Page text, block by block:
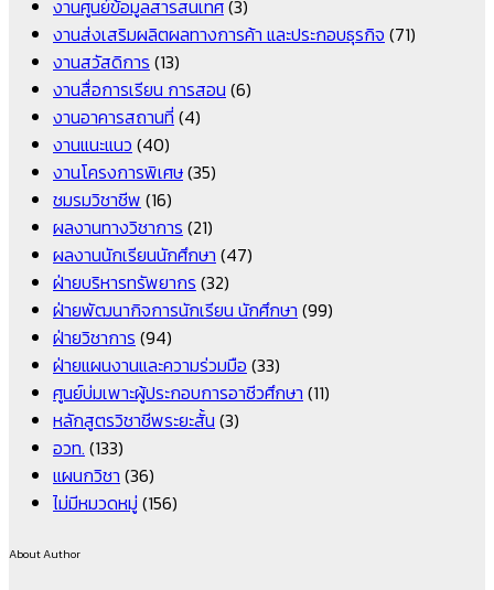
งานศูนย์ข้อมูลสารสนเทศ(3)
งานส่งเสริมผลิตผลทางการค้า และประกอบธุรกิจ (71)
งานสวัสดิการ (13)
งานสื่อการเรียน การสอน (6)
งานอาคารสถานที่ (4)
งานแนะแนว (40)
งานโครงการพิเศษ(35)
ชมรมวิชาชีพ (16)
ผลงานทางวิชาการ (21)
ผลงานนักเรียนนักศึกษา (47)
ฝ่ายบริหารทรัพยากร (32)
ฝ่ายพัฒนากิจการนักเรียน นักศึกษา (99)
ฝ่ายวิชาการ (94)
ฝ่ายแผนงานและความร่วมมือ (33)
ศูนย์บ่มเพาะผู้ประกอบการอาชีวศึกษา (11)
หลักสูตรวิชาชีพระยะสั้น (3)
อวท. (133)
แผนกวิชา (36)
ไม่มีหมวดหมู่ (156)
About Author